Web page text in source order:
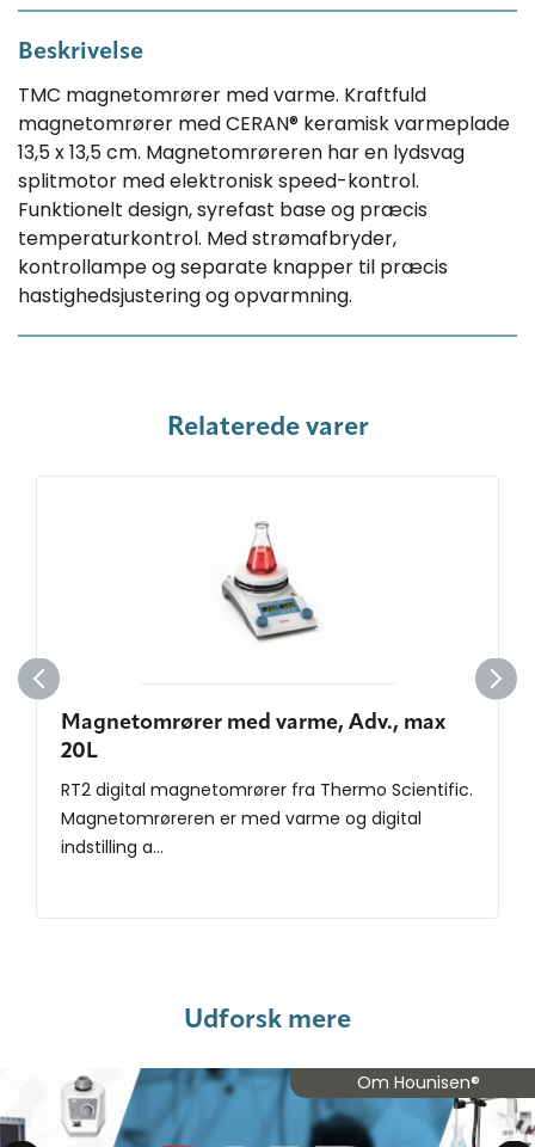
Beskrivelse
TMC magnetomrører med varme. Kraftfuld
magnetomrører med CERAN® keramisk varmeplade
13,5 x 13,5 cm. Magnetomrøreren har en lydsvag
splitmotor med elektronisk speed-kontrol.
Funktionelt design, syrefast base og præcis
temperaturkontrol. Med strømafbryder,
kontrollampe og separate knapper til præcis
hastighedsjustering og opvarmning.
Relaterede varer
Magnetomrører med varme, Adv., max
20L
RT2 digital magnetomrører fra Thermo Scientific.
Magnetomrøreren er med varme og digital
indstilling a...
Udforsk mere
Om Hounisen®